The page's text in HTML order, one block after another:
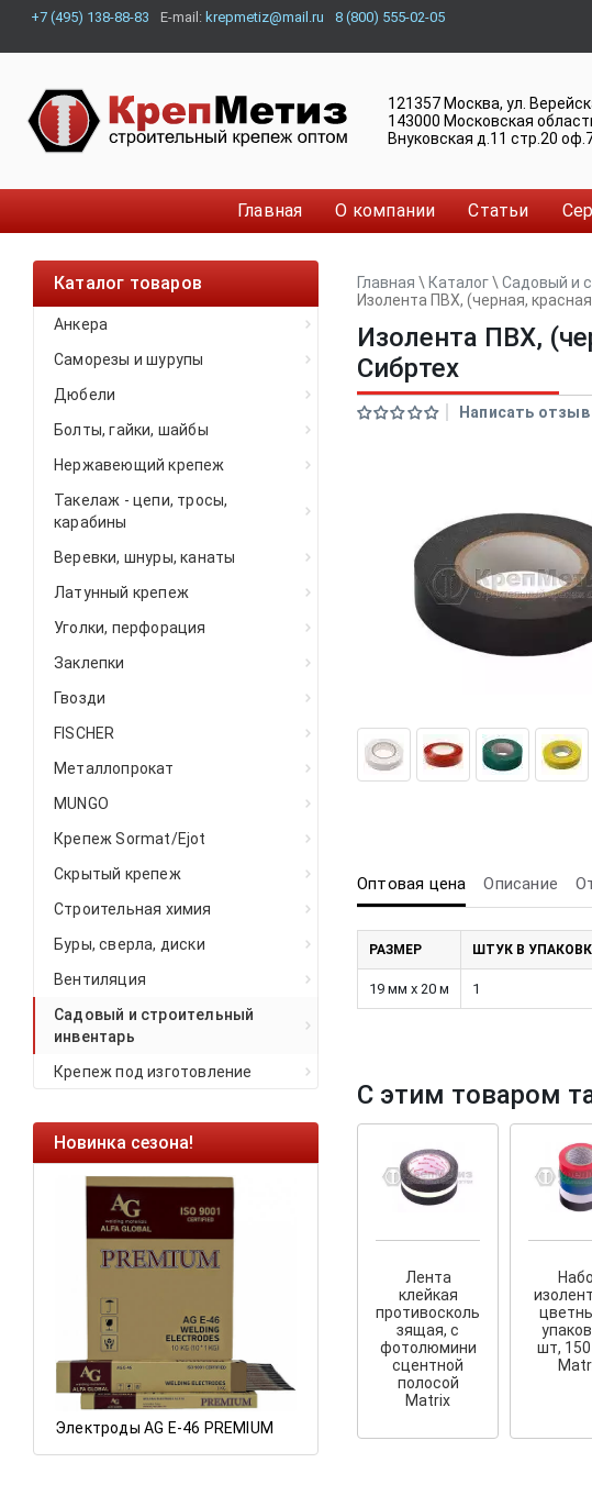
+7 (495) 138-88-83 E-mail: krepmetiz@mail.ru 8 (800) 555-02-05
121357 Москва, ул.
143000 Московская
Внуковская д.11 стр.20
Главная О компании Статьи
Каталог товаров
Анкера
Саморезы и шурупы
Дюбели
Болты, гайки, шайбы
Нержавеющий крепеж
Такелаж - цепи, тросы,
карабины
Веревки, шнуры, канаты
Латунный крепеж
Уголки, перфорация
Заклепки
Гвозди
FISCHER
Металлопрокат
MUNGO
Крепеж Sormat/Ejot
Скрытый крепеж
Строительная химия
Буры, сверла, диски
Вентиляция
Садовый и строительный
инвентарь
Крепеж под изготовление
Новинка сезона!
Электроды AG E-46 PREMIUM
Саморезы кровельные HKR-R
HARPOON EURO
остатков по ценам 2020 года!
Главная \ Каталог\ Садовый и
Изолента ПВХ, (черная,
Изолента ПВХ,
Сибртех
Написать отзыв
Оптовая цена Описание
РАЗМЕР ШТУК В
19 мм х 20 м 1
С этим товаром
Лента
клейкая
противосколь
зящая, c
фотолюмини
сцентной
полосой
Matrix
шт,